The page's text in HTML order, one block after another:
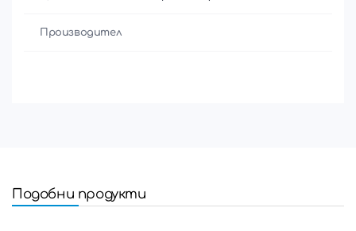
Производител
Подобни продукти